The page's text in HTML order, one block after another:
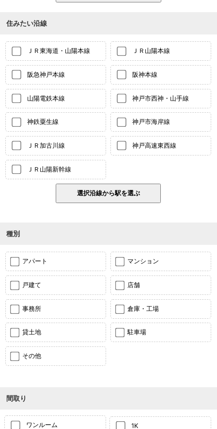
住みたい沿線
ＪＲ東海道・山陽本線 ＪＲ山陽本線
阪急神戸本線 阪神本線
山陽電鉄本線 神戸市西神・山手線
神鉄粟生線 神戸市海岸線
ＪＲ加古川線 神戸高速東西線
ＪＲ山陽新幹線
種別
アパート マンション
戸建て 店舗
事務所 倉庫・工場
貸土地 駐車場
その他
間取り
ワンルーム 1K